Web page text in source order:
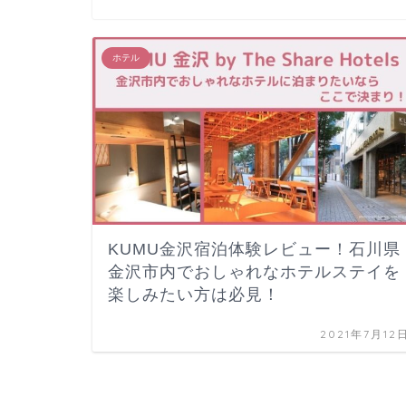
ホテル
KUMU金沢宿泊体験レビュー！石川県
金沢市内でおしゃれなホテルステイを
楽しみたい方は必見！
2021年7月12